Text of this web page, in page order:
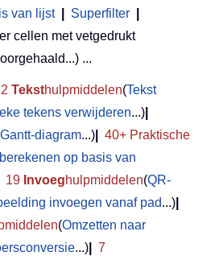
van lijst
Superfilter
cellen met vetgedrukt
...
Teksthulpmiddelen(Tekst
tekens verwijderen...)
Gantt-diagram...)
40+ Praktische
op basis van
19 Invoeghulpmiddelen(QR-
invoegen vanaf pad...)
(Omzetten naar
...)
7